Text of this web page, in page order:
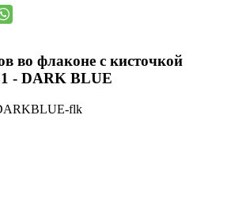
во флаконе с кисточкой
- DARK BLUE
flk